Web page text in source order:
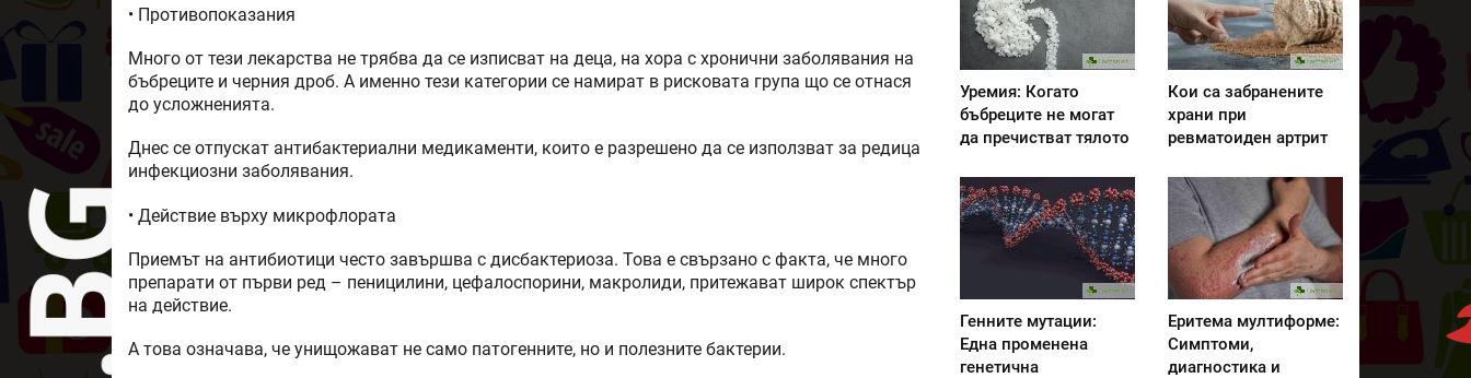
• Противопоказания
Много от тези лекарства не трябва да се изписват на деца, на хора с хронични заболявания на
бъбреците и черния дроб. А именно тези категории се намират в рисковата група що се отнася
до усложненията.
Днес се отпускат антибактериални медикаменти, които е разрешено да се използват за редица
инфекциозни заболявания.
• Действие върху микрофлората
Приемът на антибиотици често завършва с дисбактериоза. Това е свързано с факта, че много
препарати от първи ред – пеницилини, цефалоспорини, макролиди, притежават широк спектър
на действие.
А това означава, че унищожават не само патогенните, но и полезните бактерии.
Уремия: Когато
бъбреците не могат
да пречистват тялото
Кои са забранените
храни при
ревматоиден артрит
Генните мутации:
Една променена
генетична
Еритема мултиформе:
Симптоми,
диагностика и